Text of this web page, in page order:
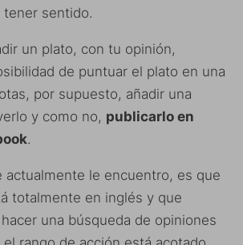
tener sentido.
un plato, con tu opinión,
de puntuar el plato en una
por supuesto, añadir una
y como no, publicarlo en
.
actualmente le encuentro, es que
totalmente en inglés y que
una búsqueda de opiniones